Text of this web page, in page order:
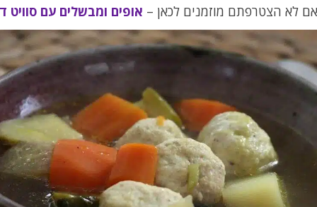
אם לא הצטרפתם מוזמנים לכאן – אופים ומבשלים עם סוויט